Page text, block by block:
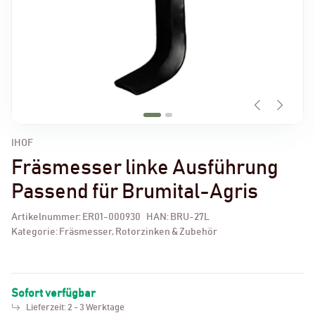
IHOF
Fräsmesser linke Ausführung
Passend für Brumital-Agris
Artikelnummer: ER01-000930 HAN: BRU-27L
Kategorie: Fräsmesser, Rotorzinken & Zubehör
Sofort verfügbar
Lieferzeit: 2 - 3 Werktage